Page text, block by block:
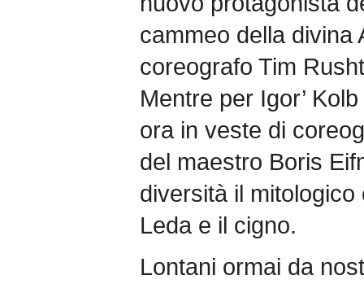
cammeo della divina
coreografo Tim
Mentre per Igor’
ora in veste di
del maestro Boris
diversità il
Leda e il cigno.
Lontani ormai da